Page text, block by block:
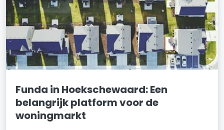
Funda in Hoekschewaard: Een
belangrijk platform voor de
woningmarkt